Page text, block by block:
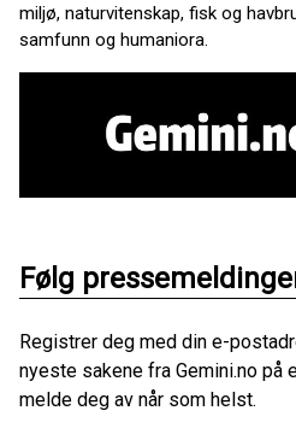
miljø, naturvitenskap, fisk og
samfunn og humaniora.
Følg
Registrer deg med din e-
nyeste sakene fra Gemini.no på
melde deg av når som helst.